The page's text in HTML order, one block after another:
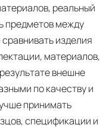
реальный
предметов между
изделия
материалов,
внешне
по качеству и
принимать
спецификации и